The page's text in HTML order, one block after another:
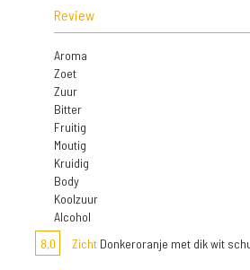
Review
Aroma
Zoet
Zuur
Bitter
Fruitig
Moutig
Kruidig
Body
Koolzuur
Alcohol
8,0
Zicht Donkeroranje met dik wit